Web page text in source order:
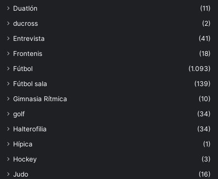
Duatlón
(11)
ducross
(2)
Entrevista
(41)
Frontenis
(18)
Fútbol
(1.093)
Fútbol sala
(139)
Gimnasia Rítmica
(10)
golf
(34)
Halterofilia
(34)
Hípica
(1)
Hockey
(3)
Judo
(16)